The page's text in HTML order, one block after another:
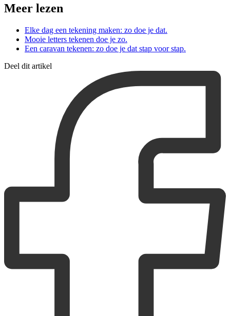
Meer lezen
Elke dag een tekening maken: zo doe je dat.
Mooie letters tekenen doe je zo.
Een caravan tekenen: zo doe je dat stap voor stap.
Deel dit artikel